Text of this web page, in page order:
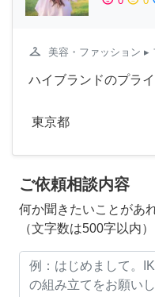
checkroom 美容・ファッション ▸
ハイブランドのプラ
東京都
ご依頼相談内容
何か聞きたいことがあ
（文字数は500字以内）